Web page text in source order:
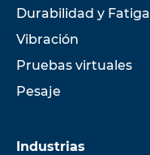
Durabilidad y Fatiga
Vibración
Pruebas virtuales
Pesaje
Industrias